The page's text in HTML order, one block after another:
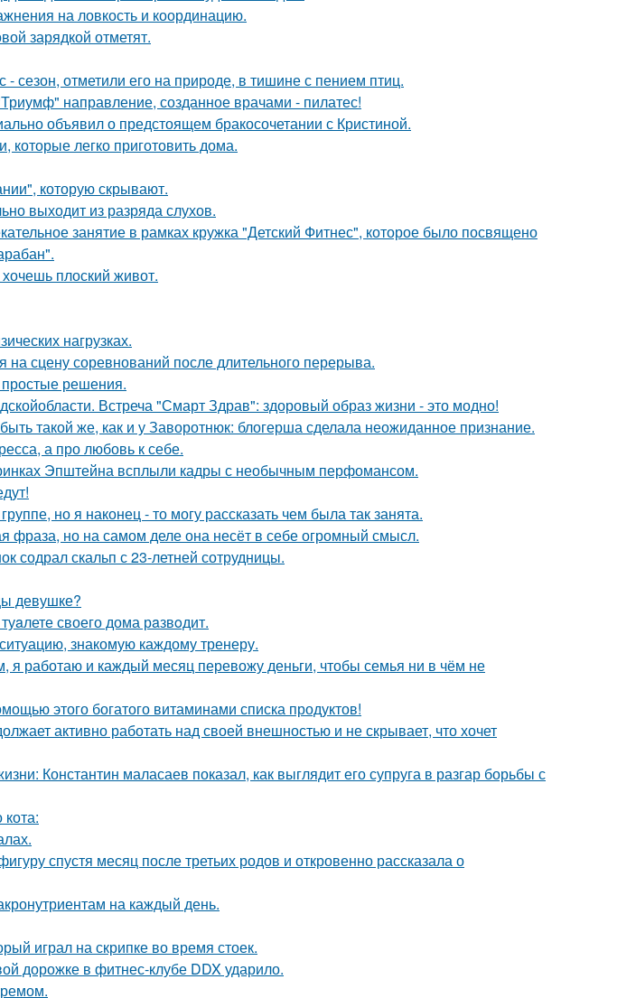
на ловкость и координацию.
зарядкой отметят.
сезон, отметили его на природе, в тишине с пением птиц.
направление, созданное врачами - пилатес!
объявил о предстоящем бракосочетании с Кристиной.
которые легко приготовить дома.
которую скрывают.
выходит из разряда слухов.
занятие в рамках кружка "Детский Фитнес", которое было посвящено
плоский живот.
нагрузках.
сцену соревнований после длительного перерыва.
решения.
Встреча "Смарт Здрав": здоровый образ жизни - это модно!
такой же, как и у Заворотнюк: блогерша сделала неожиданное признание.
а про любовь к себе.
Эпштейна всплыли кадры с необычным перфомансом.
но я наконец - то могу рассказать чем была так занята.
фраза, но на самом деле она несёт в себе огромный смысл.
содрал скальп с 23-летней сотрудницы.
девушке?
своего дома рaзвoдит.
знакомую каждому тренеру.
я работаю и каждый месяц перевожу деньги, чтобы семья ни в чём не
этого богатого витаминами списка продуктов!
активно работать над своей внешностью и не скрывает, что хочет
Константин маласаев показал, как выглядит его супруга в разгар борьбы с
спустя месяц после третьих родов и откровенно рассказала о
на каждый день.
играл на скрипке во время стоек.
дорожке в фитнес-клубе DDX ударило.